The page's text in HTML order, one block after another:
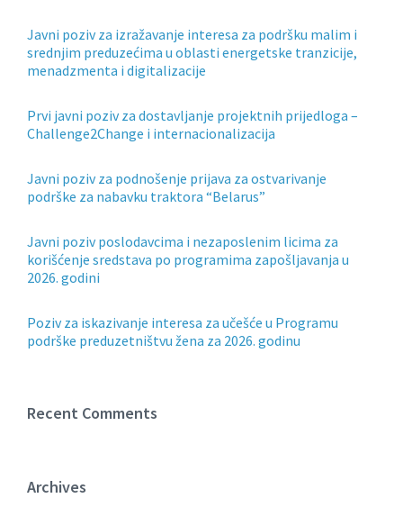
Javni poziv za izražavanje interesa za podršku malim i
srednjim preduzećima u oblasti energetske tranzicije,
menadzmenta i digitalizacije
Prvi javni poziv za dostavljanje projektnih prijedloga –
Challenge2Change i internacionalizacija
Javni poziv za podnošenje prijava za ostvarivanje
podrške za nabavku traktora “Belarus”
Javni poziv poslodavcima i nezaposlenim licima za
korišćenje sredstava po programima zapošljavanja u
2026. godini
Poziv za iskazivanje interesa za učešće u Programu
podrške preduzetništvu žena za 2026. godinu
Recent Comments
Archives